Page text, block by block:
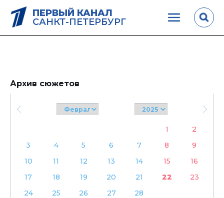
ПЕРВЫЙ КАНАЛ
САНКТ-ПЕТЕРБУРГ
Архив сюжетов
1
2
3
4 5 6 7 8
9
10
11 12 13 14 15
16
17
18 19 20 21 22
23
24
25 26 27 28